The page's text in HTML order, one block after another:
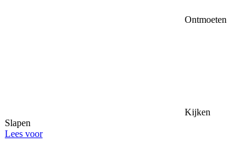
Ontmoeten
Kijken
Slapen
Lees voor